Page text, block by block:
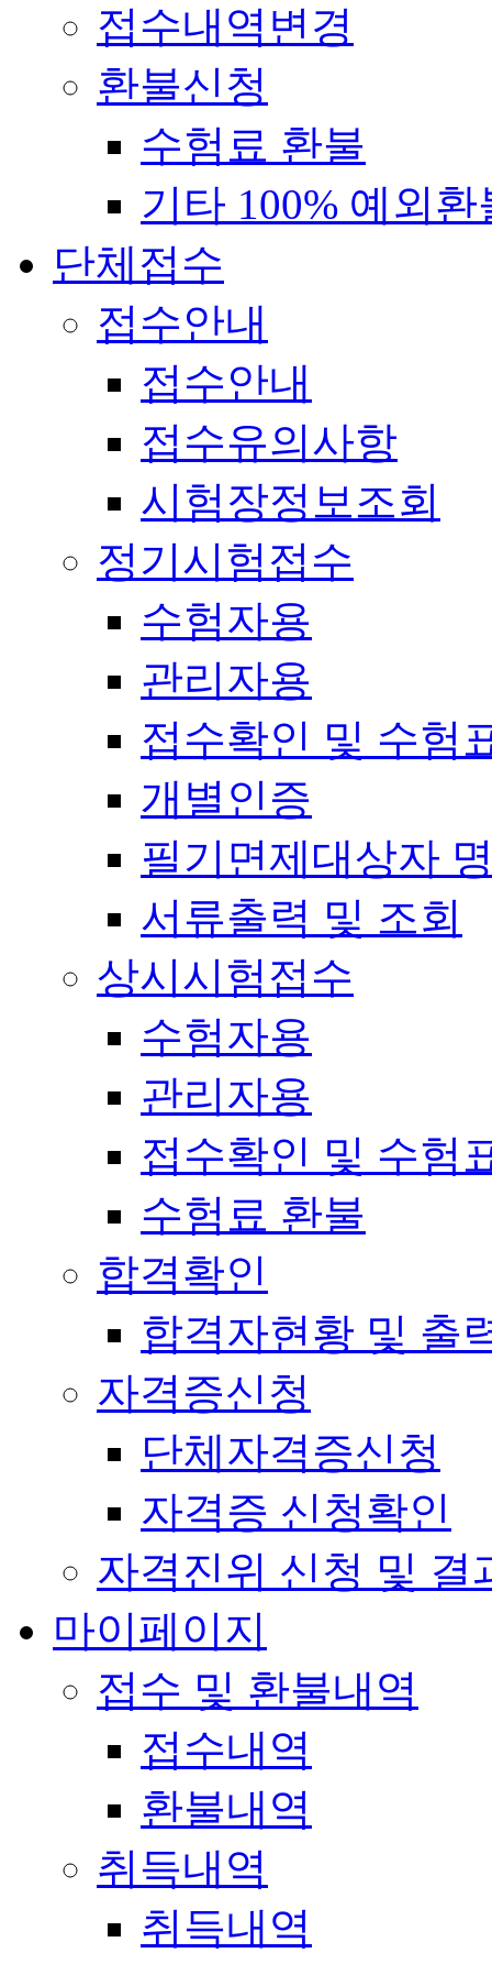
접수내역변경
환불신청
수험료 환불
기타 100% 예외환
단체접수
접수안내
접수안내
접수유의사항
시험장정보조회
정기시험접수
수험자용
관리자용
접수확인 및 수험
개별인증
필기면제대상자
서류출력 및 조회
상시시험접수
수험자용
관리자용
접수확인 및 수험
수험료 환불
합격확인
합격자현황 및 출
자격증신청
단체자격증신청
자격증 신청확인
자격진위 신청 및 결
마이페이지
접수 및 환불내역
접수내역
환불내역
취득내역
취득내역